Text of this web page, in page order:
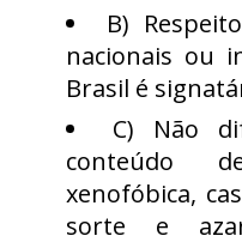
B)
nacionais ou
Brasil é
C) Não
conteúdo
xenofóbica,
sorte e